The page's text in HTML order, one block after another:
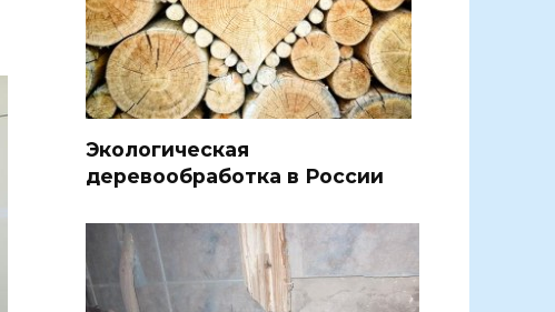
Экологическая
деревообработка в России